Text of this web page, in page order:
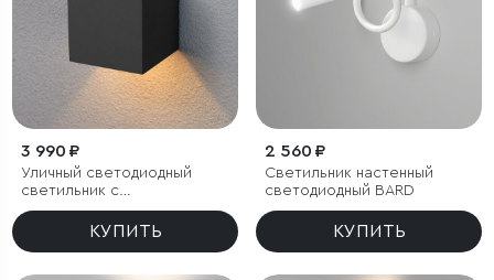
3 990 ₽
Уличный светодиодный
светильник с
регулируемым углом
рассеивания Winner
КУПИТЬ
2 560 ₽
Светильник настенный
светодиодный BARD
КУПИТЬ